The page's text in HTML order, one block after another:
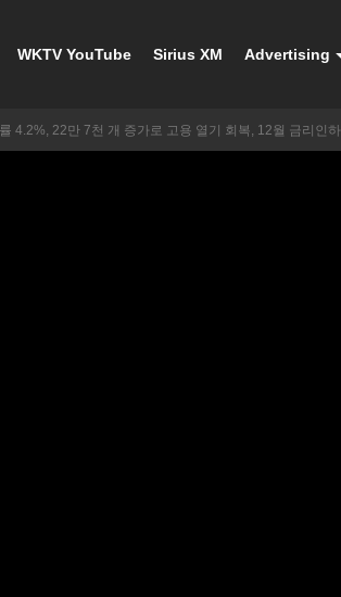
WKTV YouTube Sirius XM Advertising
4.2%, 22만 7천 개 증가로 고용 열기 회복, 12월 금리인하